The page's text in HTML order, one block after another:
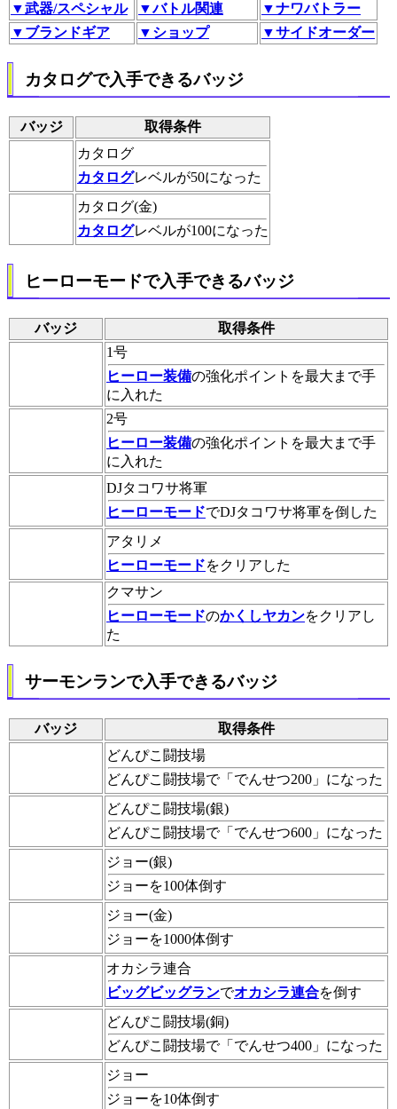
▼武器/スペシャル ▼バトル関連
▼ナワバトラー
▼ブランドギア
▼ショップ ▼サイドオーダー
カタログで入手できるバッジ
バッジ
取得条件
カタログ
カタログレベルが50になった
カタログ(金)
カタログレベルが100になった
ヒーローモードで入手できるバッジ
バッジ
取得条件
1号
ヒーロー装備の強化ポイントを最大まで手
に入れた
2号
ヒーロー装備の強化ポイントを最大まで手
に入れた
DJタコワサ将軍
ヒーローモードでDJタコワサ将軍を倒した
アタリメ
ヒーローモードをクリアした
クマサン
ヒーローモードのかくしヤカンをクリアし
た
サーモンランで入手できるバッジ
バッジ
取得条件
どんぴこ闘技場
どんぴこ闘技場で「でんせつ200」になった
どんぴこ闘技場(銀)
どんぴこ闘技場で「でんせつ600」になった
ジョー(銀)
ジョーを100体倒す
ジョー(金)
ジョーを1000体倒す
オカシラ連合
ビッグビッグランでオカシラ連合を倒す
どんぴこ闘技場(銅)
どんぴこ闘技場で「でんせつ400」になった
ジョー
ジョーを10体倒す